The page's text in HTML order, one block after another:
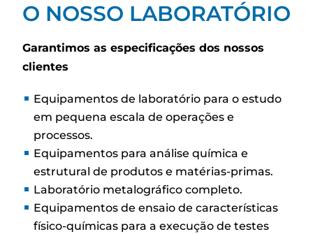
O NOSSO LABORATÓRIO
Garantimos as especificações dos nossos
clientes
Equipamentos de laboratório para o estudo
em pequena escala de operações e
processos.
Equipamentos para análise química e
estrutural de produtos e matérias-primas.
Laboratório metalográfico completo.
Equipamentos de ensaio de características
físico-químicas para a execução de testes